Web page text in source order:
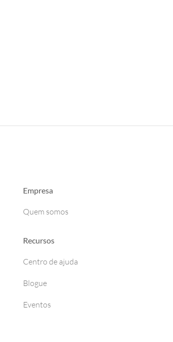
Empresa
Quem somos
Recursos
Centro de ajuda
Blogue
Eventos